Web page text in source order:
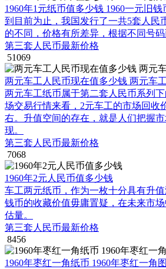
1960年1元纸币值多少钱 1960一元旧
到目前为止，我国发行了一共5套人民
的不同，价格有所差异，根据不同号码
第三套人民币最新价格
51069
两元车工人民币现在值多少钱 两元车
两元车工纸币属于第二套人民币系列
场交易行情来看，2元车工的市场回收
右。升值空间的存在，就是人们把握
现。
第三套人民币最新价格
7068
1960年2元人民币值多少钱
车工两元纸币，作为一枚十分具有升
钱币的收藏价值毋庸置疑，在未来市
估量。
第三套人民币最新价格
8456
1960年枣红一角纸币 1960年枣红一角